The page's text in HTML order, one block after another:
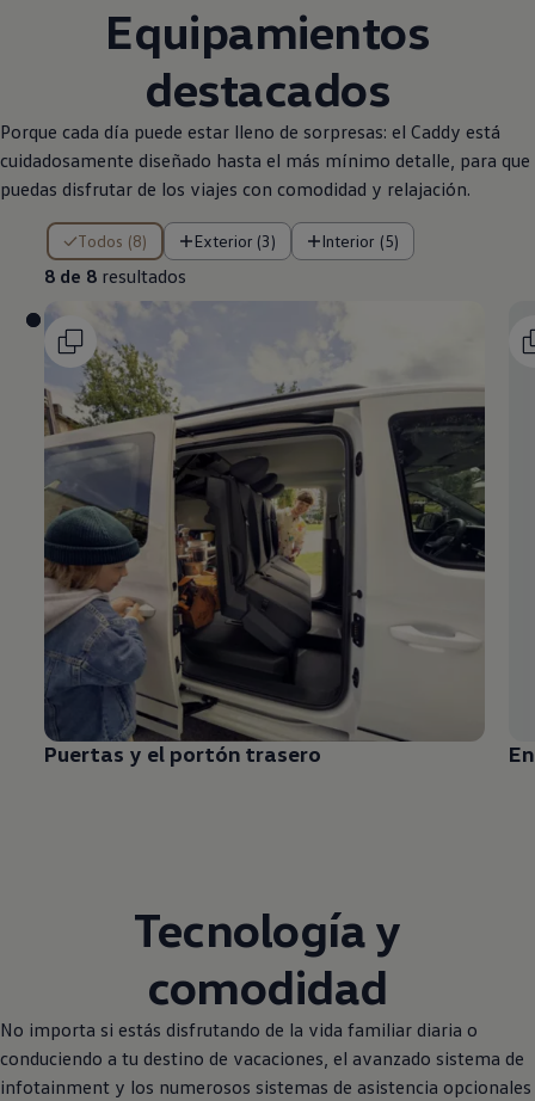
Equipamientos
destacados
Porque cada día puede estar lleno de sorpresas: el Caddy está
cuidadosamente diseñado hasta el más mínimo detalle, para que
puedas disfrutar de los viajes con comodidad y relajación.
Todos (8) Exterior (3) Interior (5)
8 de 8 resultados
8 de 8 resultados
Puertas y el portón trasero
Tecnología y
comodidad
No importa si estás disfrutando de la vida familiar diaria o
conduciendo a tu destino de vacaciones, el avanzado sistema de
infotainment y los numerosos sistemas de asistencia opcionales